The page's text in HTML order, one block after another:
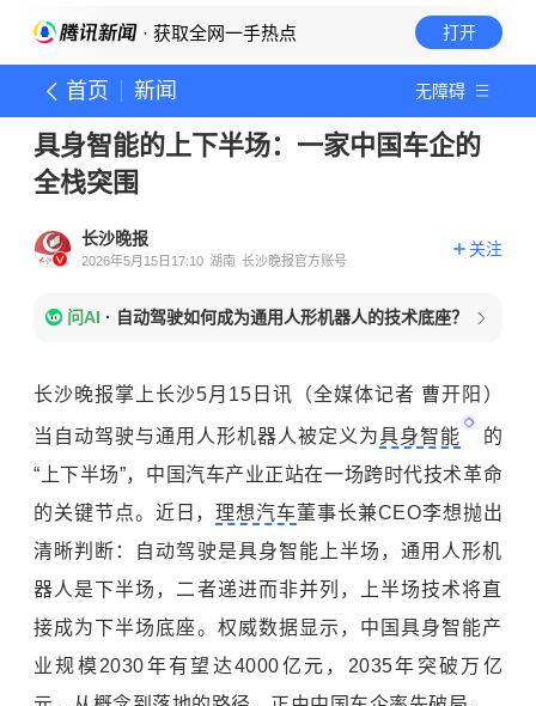
· 获取全网一手热点 打开
首页 新闻 无障碍
具身智能的上下半场：一家中国车企的
全栈突围
长沙晚报
2026年5月15日17:10 湖南 长沙晚报官方账号
关注
问AI · 自动驾驶如何成为通用人形机器人的技术底座？
长沙晚报掌上长沙5月15日讯（全媒体记者 曹开阳）
当自动驾驶与通用人形机器人被定义为具身智能
的
“上下半场”，中国汽车产业正站在一场跨时代技术革命
的关键节点。近日， 理想汽车董事长兼CEO李想抛出
清晰判断：自动驾驶是具身智能上半场，通用人形机
器人是下半场，二者递进而非并列，上半场技术将直
接成为下半场底座。权威数据显示，中国具身智能产
业规模2030年有望达4000亿元，2035年突破万亿